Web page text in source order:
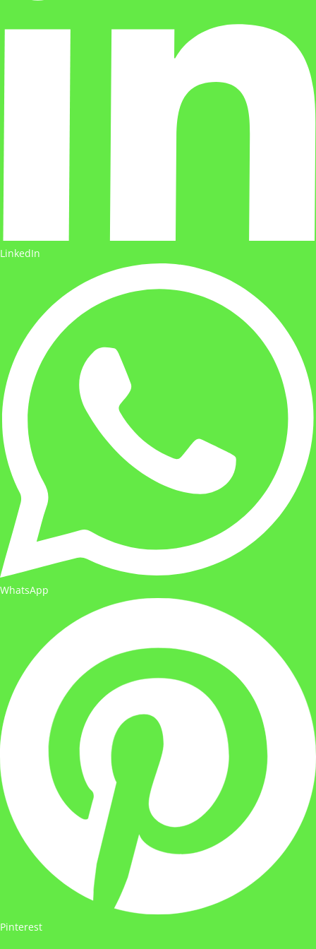
LinkedIn
WhatsApp
Pinterest